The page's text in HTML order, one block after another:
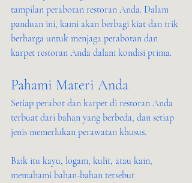
tampilan perabotan restoran Anda. Dalam
panduan ini, kami akan berbagi kiat dan trik
berharga untuk menjaga perabotan dan
karpet restoran Anda dalam kondisi prima.
Pahami Materi Anda
Setiap perabot dan karpet di restoran Anda
terbuat dari bahan yang berbeda, dan setiap
jenis memerlukan perawatan khusus.
Baik itu kayu, logam, kulit, atau kain,
memahami bahan-bahan tersebut